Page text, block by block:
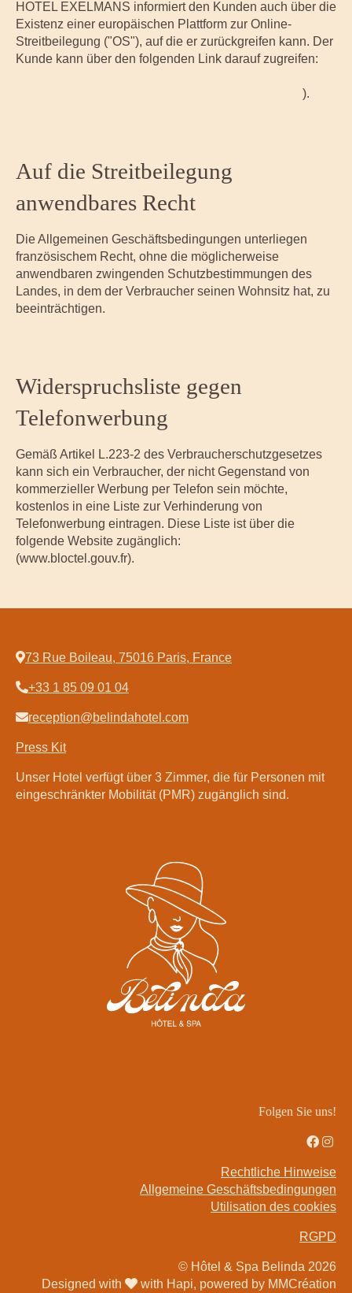
HOTEL EXELMANS informiert den Kunden auch über die
Existenz einer europäischen Plattform zur Online-
Streitbeilegung ("OS"), auf die er zurückgreifen kann. Der
Kunde kann über den folgenden Link darauf zugreifen:
).
Auf die Streitbeilegung
anwendbares Recht
Die Allgemeinen Geschäftsbedingungen unterliegen
französischem Recht, ohne die möglicherweise
anwendbaren zwingenden Schutzbestimmungen des
Landes, in dem der Verbraucher seinen Wohnsitz hat, zu
beeinträchtigen.
Widerspruchsliste gegen
Telefonwerbung
Gemäß Artikel L.223-2 des Verbraucherschutzgesetzes
kann sich ein Verbraucher, der nicht Gegenstand von
kommerzieller Werbung per Telefon sein möchte,
kostenlos in eine Liste zur Verhinderung von
Telefonwerbung eintragen. Diese Liste ist über die
folgende Website zugänglich:
(www.bloctel.gouv.fr).
73 Rue Boileau, 75016 Paris, France
+33 1 85 09 01 04
reception@belindahotel.com
Press Kit
Unser Hotel verfügt über 3 Zimmer, die für Personen mit
eingeschränkter Mobilität (PMR) zugänglich sind.
Folgen Sie uns!
Rechtliche Hinweise
Allgemeine Geschäftsbedingungen
Utilisation des cookies
RGPD
© Hôtel & Spa Belinda 2026
Designed with
with Hapi, powered by MMCréation
Zimmer
Restaurant Clodette
English
Deutsch
Español
Réserver
73 Rue Boileau,
75016 Paris,
Angebote
Privatisierung